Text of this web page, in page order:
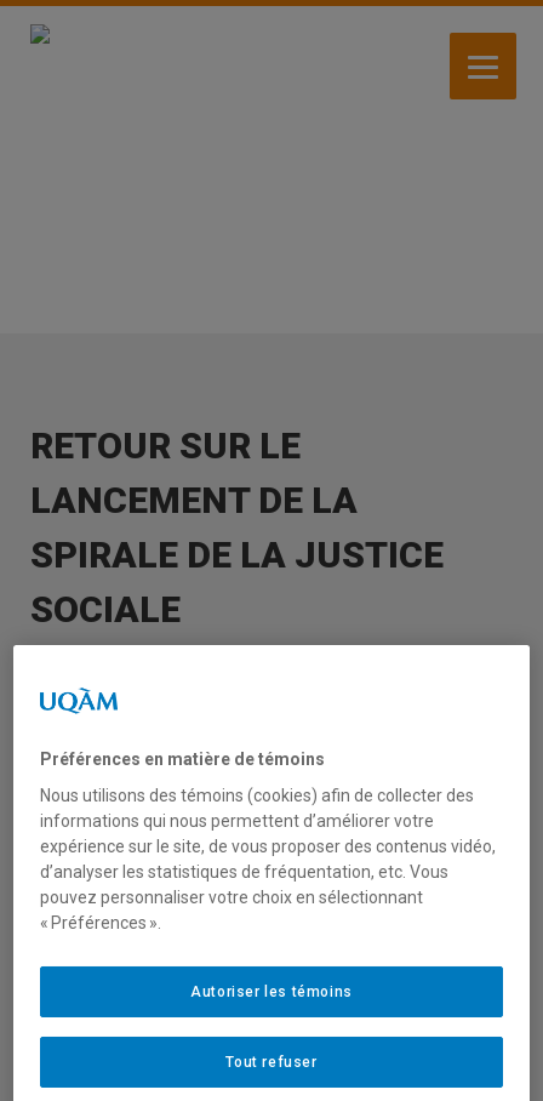
Aller
RETOUR SUR LE
LANCEMENT DE LA
SPIRALE DE LA JUSTICE
SOCIALE
sur les innovations sociales – CRISES
nombreux participants pour le grand
lancement de la Spirale de la justice sociale.
Cet événement marquant a permis de
présenter cet outil conçu pour mobiliser et
s’approprier les théories de justice sociale
inspirées par Nancy Fraser, tout en renforçant
les initiatives concrètes en faveur de la
Préférences en matière de témoins
Nous utilisons des témoins (cookies) afin de collecter des
informations qui nous permettent d’améliorer votre
expérience sur le site, de vous proposer des contenus vidéo,
d’analyser les statistiques de fréquentation, etc. Vous
pouvez personnaliser votre choix en sélectionnant
« Préférences ».
Tout refuser
Autoriser les témoins